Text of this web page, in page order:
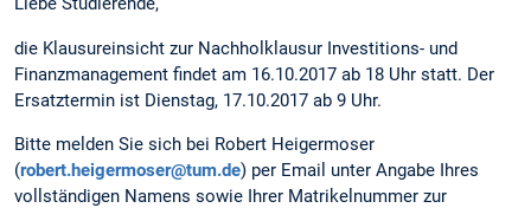
die Klausureinsicht zur Nachholklausur Investitions- und
Finanzmanagement findet am 16.10.2017 ab 18 Uhr statt. Der
Ersatztermin ist Dienstag, 17.10.2017 ab 9 Uhr.
Bitte melden Sie sich bei Robert Heigermoser
(robert.heigermoser@tum.de) per Email unter Angabe Ihres
vollständigen Namens sowie Ihrer Matrikelnummer zur